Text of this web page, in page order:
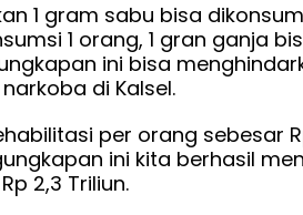
1 gram sabu bisa
1 orang, 1 gran ganja
ini bisa
di Kalsel.
per orang sebesar
ini kita berhasil
2,3 Triliun.